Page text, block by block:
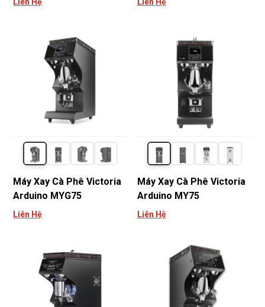
Máy Xay Cà Phê Victoria
Arduino MYG75
Liên Hệ
Máy Xay Cà Phê Victoria
Arduino MY75
Liên Hệ